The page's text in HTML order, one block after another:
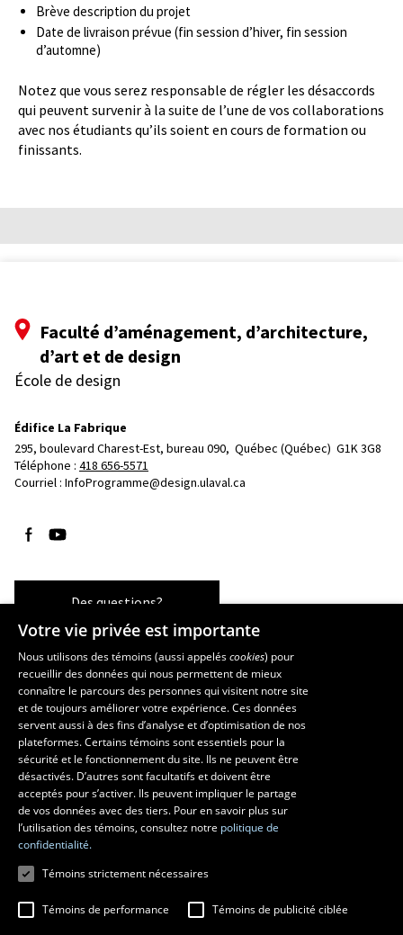
Brève description du projet
Date de livraison prévue (fin session d’hiver, fin session
d’automne)
Notez que vous serez responsable de régler les désaccords
qui peuvent survenir à la suite de l’une de vos collaborations
avec nos étudiants qu’ils soient en cours de formation ou
finissants.
Faculté d’aménagement, d’architecture,
d’art et de design
École de design
Édifice La Fabrique
295, boulevard Charest-Est, bureau 090, Québec (Québec)  G1K 3G8
Téléphone : 418 656-5571
Courriel : InfoProgramme@design.ulaval.ca
Suivez-nous sur Facebook
Suivez-nous sur YouTube
Des questions?
Les écoles et la recherche
École d’architecture
École d’art
École supérieure d’aménagement du territoire et de développement
régional
Centre de recherche en aménagement et développement
Votre vie privée est importante
Nous utilisons des témoins (aussi appeléscookies) pour
recueillir des données qui nous permettent de mieux
connaître le parcours des personnes qui visitent notre site
et de toujours améliorer votre expérience. Ces données
servent aussi à des fins d’analyse et d’optimisation de nos
plateformes. Certains témoins sont essentiels pour la
sécurité et le fonctionnement du site. Ils ne peuvent être
désactivés. D’autres sont facultatifs et doivent être
acceptés pour s’activer. Ils peuvent impliquer le partage
de vos données avec des tiers. Pour en savoir plus sur
l’utilisation des témoins, consultez notre politique de
confidentialité.
Témoins strictement nécessaires
Témoins de performance Témoins de publicité ciblée